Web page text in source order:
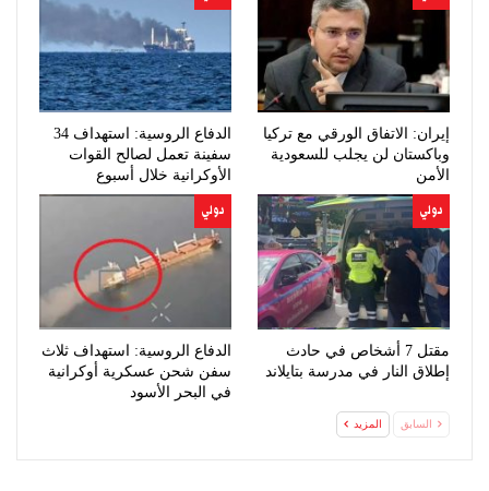
إيران: الاتفاق الورقي مع تركيا
وباكستان لن يجلب للسعودية
الأمن
الدفاع الروسية: استهداف 34
سفينة تعمل لصالح القوات
الأوكرانية خلال أسبوع
دولي
مقتل 7 أشخاص في حادث
إطلاق النار في مدرسة بتايلاند
دولي
الدفاع الروسية: استهداف ثلاث
سفن شحن عسكرية أوكرانية
في البحر الأسود
السابق المزيد